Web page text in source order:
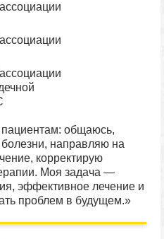
общаюсь,
направляю на
корректирую
Моя задача —
эффективное лечение и
проблем в будущем.»